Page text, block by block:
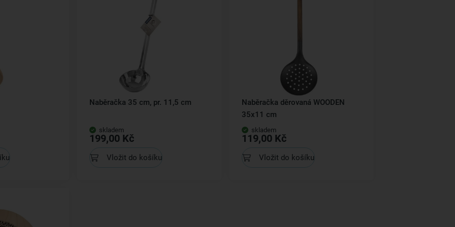
Naběračka 35 cm, pr. 11,5 cm
skladem
199,00 Kč
Vložit do košíku
Naběračka děrovaná WOODEN
35x11 cm
skladem
119,00 Kč
Vložit do košíku